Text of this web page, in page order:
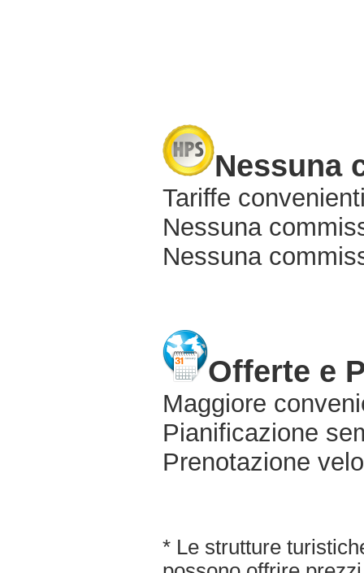
Nessuna
Tariffe
Nessuna
Nessuna
Offerte e
Maggiore
Pianificazione
Prenotazione
* Le strutture